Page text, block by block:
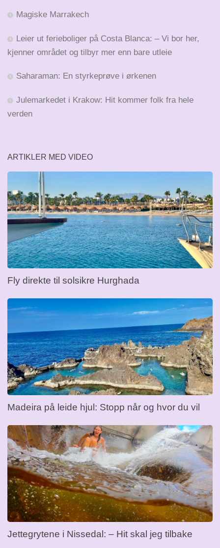
Magiske Marrakech
Leier ut ferieboliger på Costa Blanca: – Vi bor her,
kjenner området og tilbyr mer enn bare utleie
Saharaman: En styrkeprøve i ørkenen
Julemarkedet i Krakow: Hit kommer folk fra hele
verden
ARTIKLER MED VIDEO
Fly direkte til solsikre Hurghada
Madeira på leide hjul: Stopp når og hvor du vil
Jettegrytene i Nissedal: – Hit skal jeg tilbake